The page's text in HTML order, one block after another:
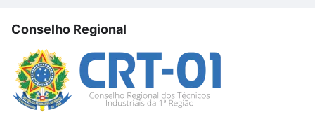
Conselho Regional